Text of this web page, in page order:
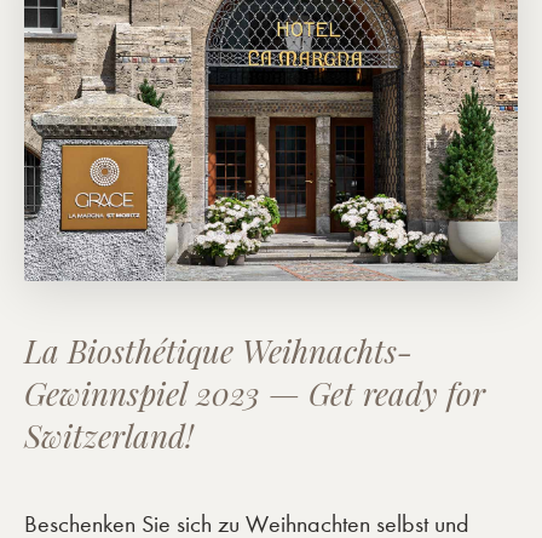
La Biosthétique Weihnachts-
Gewinnspiel 2023 — Get ready for
Switzerland!
Beschenken Sie sich zu Weihnachten selbst und